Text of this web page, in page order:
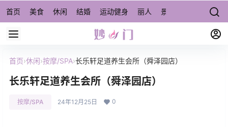
首页 美食 休闲 结婚 运动健身 丽人 景点/周边游 宠物
首页›休闲›按摩/SPA›长乐轩足道养生会所（舜泽园店）
长乐轩足道养生会所（舜泽园店）
按摩/SPA 24年12月25日 0